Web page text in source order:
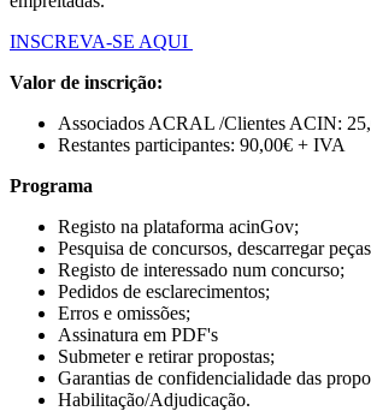
INSCREVA-SE AQUI
Valor de inscrição:
Associados ACRAL /Clientes ACIN:
Restantes participantes: 90,00€ + IVA
Programa
Registo na plataforma acinGov;
Pesquisa de concursos, descarregar
Registo de interessado num concurso;
Pedidos de esclarecimentos;
Erros e omissões;
Assinatura em PDF's
Submeter e retirar propostas;
Garantias de confidencialidade das
Habilitação/Adjudicação.